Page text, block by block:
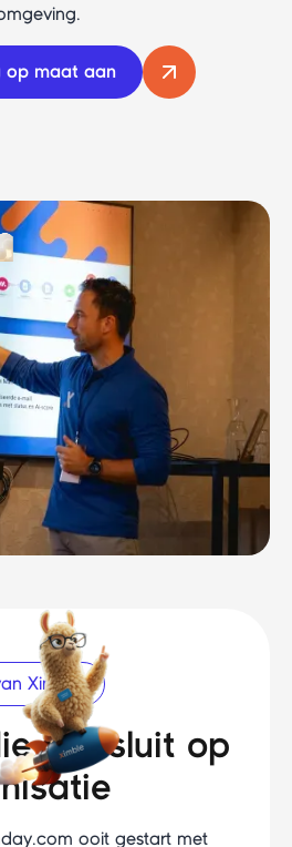
op maat aan
Ximble?
aansluit op
ooit gestart met